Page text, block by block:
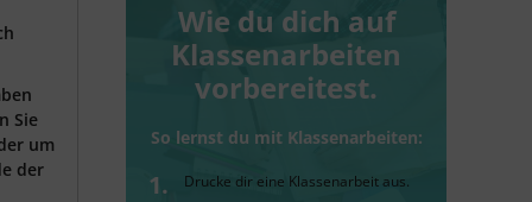
Sie
um
der
Wie du dich auf
Klassenarbeiten
vorbereitest.
So lernst du mit Klassenarbeiten:
Drucke dir eine Klassenarbeit aus.